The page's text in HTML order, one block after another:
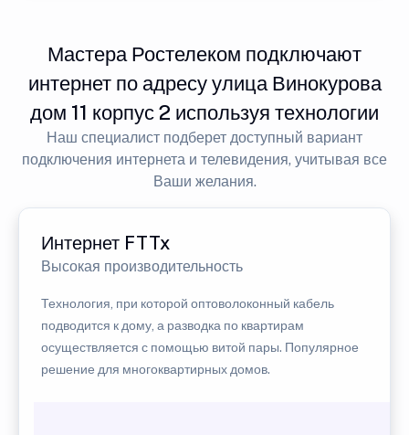
Мастера Ростелеком подключают
интернет по адресу улица Винокурова
дом 11 корпус 2 используя технологии
Наш специалист подберет доступный вариант
подключения интернета и телевидения, учитывая все
Ваши желания.
Интернет FTTx
Высокая производительность
Технология, при которой оптоволоконный кабель
подводится к дому, а разводка по квартирам
осуществляется с помощью витой пары. Популярное
решение для многоквартирных домов.